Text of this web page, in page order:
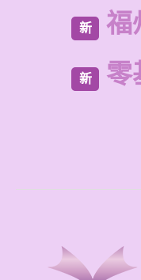
新 福
新 零